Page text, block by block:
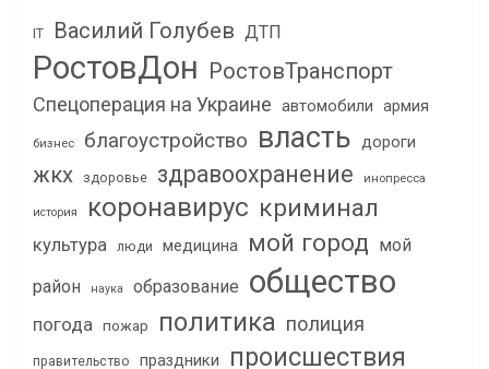
IT Василий Голубев ДТП
РостовДон РостовТранспорт
Спецоперация на Украине автомобили армия
бизнес благоустройство власть дороги
жкх здоровье здравоохранение инопресса
история коронавирус криминал
культура люди медицина мой город мой
район
наука образование общество
погода пожар политика полиция
правительство праздники происшествия